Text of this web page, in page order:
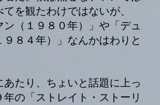
を観たわけではないが、
ン（１９８０年）」や「デュ
８４年）」なんかはわりと
たり、ちょいと話題に上っ
の「ストレイト・ストーリ